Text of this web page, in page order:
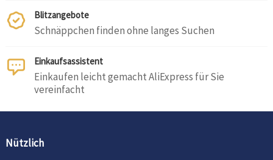
Blitzangebote
Schnäppchen finden ohne langes Suchen
Einkaufsassistent
Einkaufen leicht gemacht AliExpress für Sie
vereinfacht
Nützlich